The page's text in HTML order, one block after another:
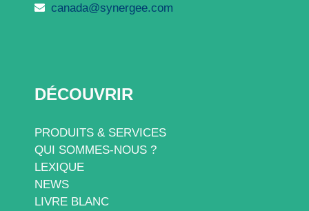
canada@synergee.com
DÉCOUVRIR
PRODUITS & SERVICES
QUI SOMMES-NOUS ?
LEXIQUE
NEWS
LIVRE BLANC